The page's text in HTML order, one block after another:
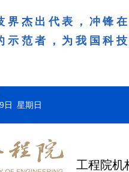
界杰出代表，冲锋
示范者，为我国科
日 星期日
工程院机